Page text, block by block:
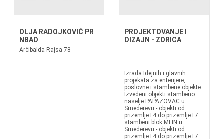
OLJA RADOJKOVIĆ PR
NBAD
Arčibalda Rajsa 78
PROJEKTOVANJE I
DIZAJN - ZORICA
---
Izrada Idejnih i glavnih
projekata za enterijere,
poslovne i stambene objekte
Izvedeni objekti stambeno
naselje PAPAZOVAC u
Smederevu - objekti od
prizemlje+4 do prizemlje+7
stambeni blok MLIN u
Smederevu - objekti od
prizemlje+4 do prizemlje+7